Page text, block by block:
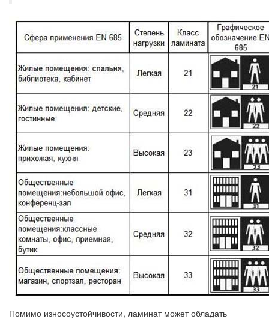
Помимо износоустойчивости, ламинат может обладать